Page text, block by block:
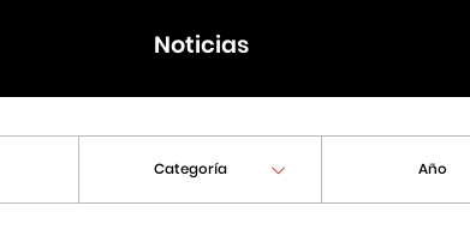
Noticias
Categoría Año